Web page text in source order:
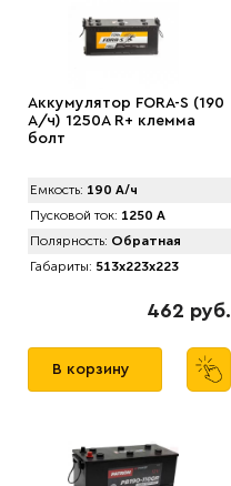
Аккумулятор FORA-S (190
А/ч) 1250A R+ клемма
болт
Емкость: 190 А/ч
Пусковой ток: 1250 А
Полярность: Обратная
Габариты: 513x223x223
462 руб.
В корзину